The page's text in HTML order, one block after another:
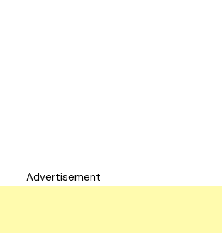
Advertisement